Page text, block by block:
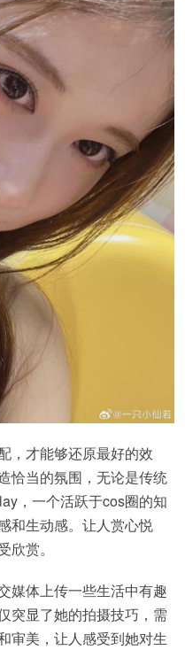
，才能够还原最好的效
恰当的氛围，无论是传统
，一个活跃于cos圈的知
和生动感。让人赏心悦
赏。
媒体上传一些生活中有趣
突显了她的拍摄技巧，需
审美，让人感受到她对生